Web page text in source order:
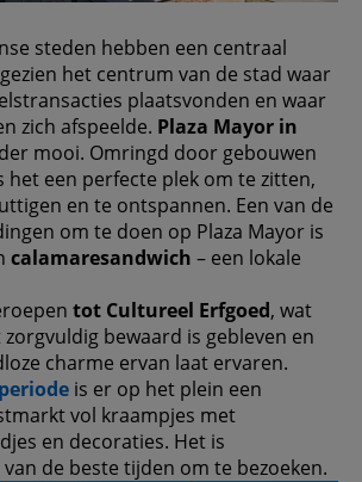
steden hebben een centraal
het centrum van de stad waar
plaatsvonden en waar
zich afspeelde. Plaza Mayor in
mooi. Omringd door gebouwen
het een perfecte plek om te zitten,
en te ontspannen. Een van de
om te doen op Plaza Mayor is
calamaresandwich – een lokale
tot Cultureel Erfgoed, wat
bewaard is gebleven en
charme ervan laat ervaren.
is er op het plein een
vol kraampjes met
en decoraties. Het is
de beste tijden om te bezoeken.